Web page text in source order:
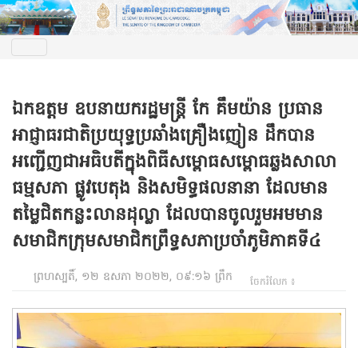
ឯកឧត្ដម ឧបនាយករដ្ឋមន្ត្រី កែ គឹមយ៉ាន ប្រធាន
អាជ្ញាធរជាតិប្រយុទ្ធប្រឆាំងគ្រឿងញៀន ដឹកបាន
អញ្ជើញជាអធិបតីក្នុងពិធីសម្ពោធសម្ពោធឆ្លងសាលា
ធម្មសភា ផ្លូវបេតុង និងសមិទ្ធផលនានា ដែលមាន
តម្លៃជិតកន្លះលានដុល្លា ដែលបានចូលរួមអមមាន
សមាជិកក្រុមសមាជិកព្រឹទ្ធសភាប្រចាំភូមិភាគទី៤
ព្រហស្បតិ៍, ១២ ឧសភា ២០២២, ០៩:១៦ ព្រឹក ចែករំលែក ៖